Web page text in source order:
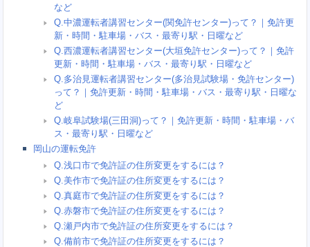
など
Q.中濃運転者講習センター(関免許センター)って？｜免許更
新・時間・駐車場・バス・最寄り駅・日曜など
Q.西濃運転者講習センター(大垣免許センター)って？｜免許
更新・時間・駐車場・バス・最寄り駅・日曜など
Q.多治見運転者講習センター(多治見試験場・免許センター)
って？｜免許更新・時間・駐車場・バス・最寄り駅・日曜な
ど
Q.岐阜試験場(三田洞)って？｜免許更新・時間・駐車場・バ
ス・最寄り駅・日曜など
岡山の運転免許
Q.浅口市で免許証の住所変更をするには？
Q.美作市で免許証の住所変更をするには？
Q.真庭市で免許証の住所変更をするには？
Q.赤磐市で免許証の住所変更をするには？
Q.瀬戸内市で免許証の住所変更をするには？
Q.備前市で免許証の住所変更をするには？